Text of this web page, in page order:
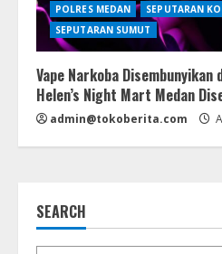
POLRES MEDAN
SEPUTARAN
SEPUTARAN SUMUT
Vape Narkoba Disembunyikan
Helen’s Night Mart Medan
admin@tokoberita.com
SEARCH